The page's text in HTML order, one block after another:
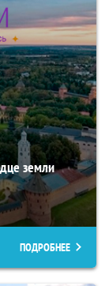
земли
ПОДРОБНЕЕ